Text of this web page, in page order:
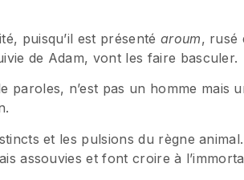
puisqu’il est présenté aroum, rusé
de Adam, vont les faire basculer.
paroles, n’est pas un homme mais
et les pulsions du règne
assouvies et font croire à